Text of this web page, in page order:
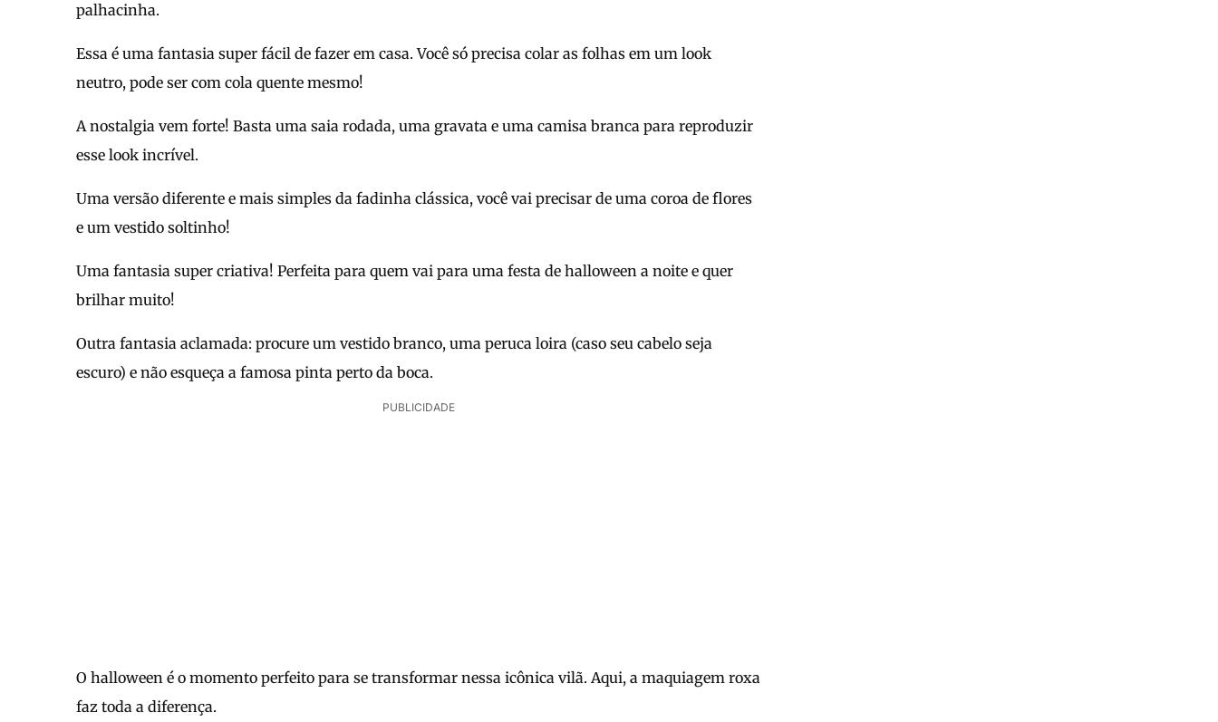
palhacinha.
Essa é uma fantasia super fácil de fazer em casa. Você só precisa colar as folhas em um look
neutro, pode ser com cola quente mesmo!
A nostalgia vem forte! Basta uma saia rodada, uma gravata e uma camisa branca para reproduzir
esse look incrível.
Uma versão diferente e mais simples da fadinha clássica, você vai precisar de uma coroa de flores
e um vestido soltinho!
Uma fantasia super criativa! Perfeita para quem vai para uma festa de halloween a noite e quer
brilhar muito!
Outra fantasia aclamada: procure um vestido branco, uma peruca loira (caso seu cabelo seja
escuro) e não esqueça a famosa pinta perto da boca.
PUBLICIDADE
O halloween é o momento perfeito para se transformar nessa icônica vilã. Aqui, a maquiagem roxa
faz toda a diferença.